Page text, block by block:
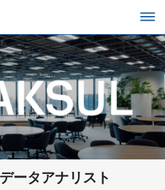
ータアナリスト